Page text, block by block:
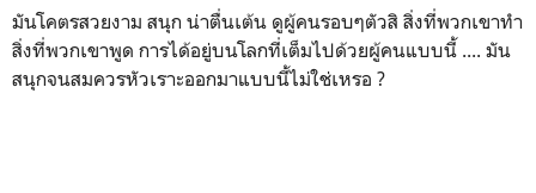
มันโคตรสวยงาม สนุก น่าตื่นเต้น ดูผู้คนรอบๆตัวสิ สิ่งที่พวกเขาทำ
สิ่งที่พวกเขาพูด การได้อยู่บนโลกที่เต็มไปด้วยผู้คนแบบนี้ .... มัน
สนุกจนสมควรหัวเราะออกมาแบบนี้ไม่ใช่เหรอ ?